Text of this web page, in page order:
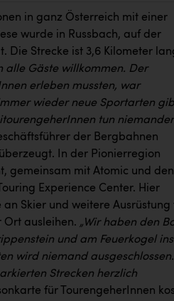
in ganz Österreich mit einer
wurde in Russbach, auf der
Die Strecke ist 3,6 Kilometer
alle Gäste willkommen. Der
erleben mussten, war
wieder neue Sportarten
tun
der Bergbahnen
In der Pionierregion
gemeinsam mit Atomic und den
Experience Center. Hier
Skier und weitere Ausrüstung
Ort ausleihen. „Wir haben den
und am Feuerkogel ins
wird niemand ausgeschlossen.
Strecken herzlich
für TourengeherInnen